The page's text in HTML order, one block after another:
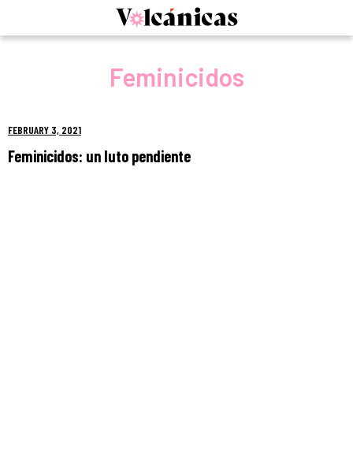
Feminicidos
FEBRUARY 3, 2021
Feminicidos: un luto pendiente